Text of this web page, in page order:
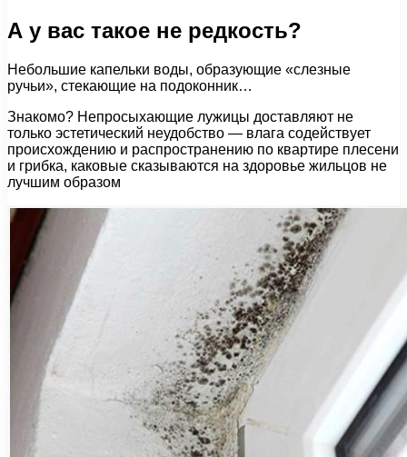
А у вас такое не редкость?
Небольшие капельки воды, образующие «слезные
ручьи», стекающие на подоконник…
Знакомо? Непросыхающие лужицы доставляют не
только эстетический неудобство — влага содействует
происхождению и распространению по квартире плесени
и грибка, каковые сказываются на здоровье жильцов не
лучшим образом